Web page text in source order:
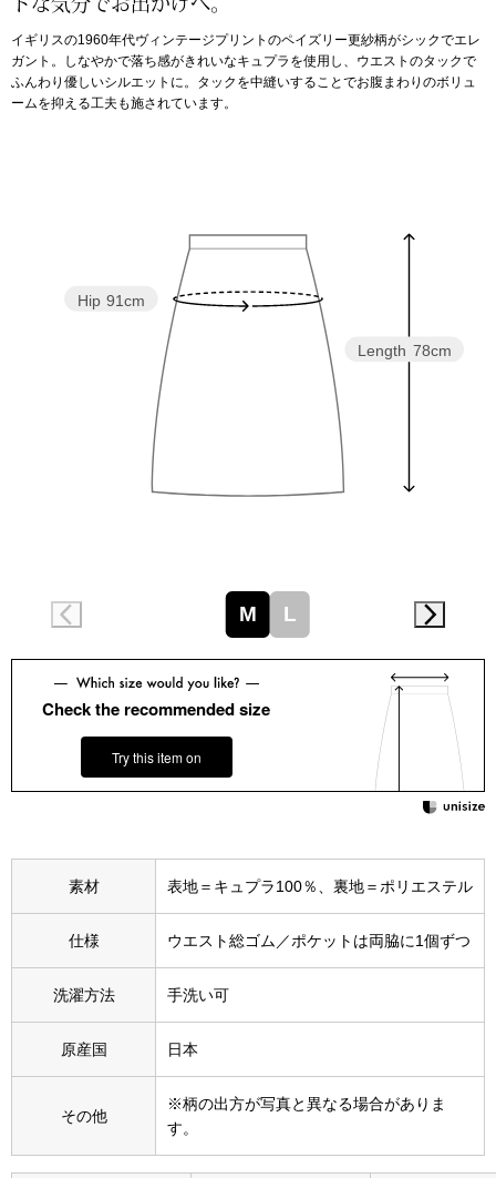
ダーウェア
Miss Kyouko／ミスキョウコ
ランド
リュック･バッ
その他
サンダル
その他
財布／小物
革小物
ポーチ
ウオッチ／ア
イギリスの1960年代ヴィンテージプリントのペイズリー更紗柄がシックでエレ
ガント。しなやかで落ち感がきれいなキュプラを使用し、ウエストのタックで
ふんわり優しいシルエットに。タックを中縫いすることでお腹まわりのボリュ
ームを抑える工夫も施されています。
Length 78cm
Hip 91cm
M L
Check the recommended size
Try this item on
素材 表地＝キュプラ100％、裏地＝ポリエステル
仕様 ウエスト総ゴム／ポケットは両脇に1個ずつ
洗濯方法 手洗い可
原産国 日本
その他
※柄の出方が写真と異なる場合がありま
す。